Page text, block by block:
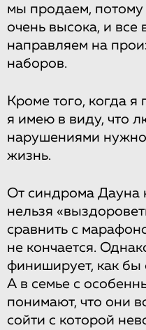
мы продаем, потому
очень высока, и
направляем на
наборов.
Кроме того, когда я
я имею в виду, что
нарушениями
жизнь.
От синдрома Дауна
нельзя
сравнить с
не кончается.
финиширует, как
А в семье с
понимают, что они
сойти с которой